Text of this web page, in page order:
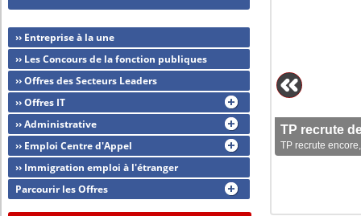
TP recrute
TP recrute
›› Entreprise à la une
›› Les Concours de la fonction publiques
›› Offres des Secteurs Leaders
›› Offres IT
›› Administrative
›› Emploi Centre d'Appel
›› Immigration emploi à l'étranger
Parcourir les Offres